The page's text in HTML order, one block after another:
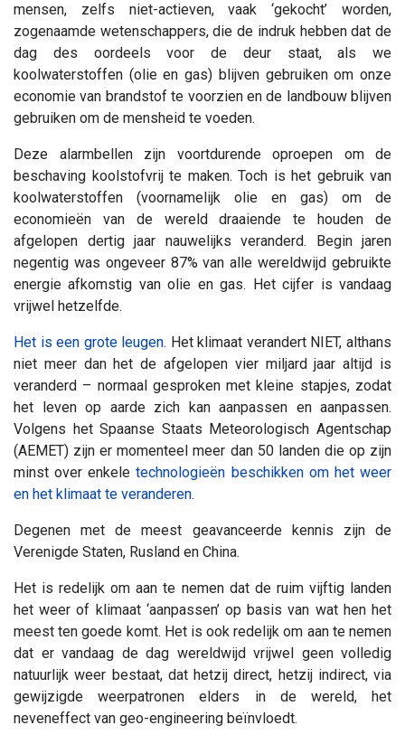
mensen, zelfs niet-actieven, vaak ‘gekocht’ worden,
zogenaamde wetenschappers, die de indruk hebben dat de
dag des oordeels voor de deur staat, als we
koolwaterstoffen (olie en gas) blijven gebruiken om onze
economie van brandstof te voorzien en de landbouw blijven
gebruiken om de mensheid te voeden.
Deze alarmbellen zijn voortdurende oproepen om de
beschaving koolstofvrij te maken. Toch is het gebruik van
koolwaterstoffen (voornamelijk olie en gas) om de
economieën van de wereld draaiende te houden de
afgelopen dertig jaar nauwelijks veranderd. Begin jaren
negentig was ongeveer 87% van alle wereldwijd gebruikte
energie afkomstig van olie en gas. Het cijfer is vandaag
vrijwel hetzelfde.
Het is een grote leugen. Het klimaat verandert NIET, althans
niet meer dan het de afgelopen vier miljard jaar altijd is
veranderd – normaal gesproken met kleine stapjes, zodat
het leven op aarde zich kan aanpassen en aanpassen.
Volgens het Spaanse Staats Meteorologisch Agentschap
(AEMET) zijn er momenteel meer dan 50 landen die op zijn
minst over enkeletechnologieën beschikken om het weer
en het klimaat te veranderen.
Degenen met de meest geavanceerde kennis zijn de
Verenigde Staten, Rusland en China.
Het is redelijk om aan te nemen dat de ruim vijftig landen
het weer of klimaat ‘aanpassen’ op basis van wat hen het
meest ten goede komt. Het is ook redelijk om aan te nemen
dat er vandaag de dag wereldwijd vrijwel geen volledig
natuurlijk weer bestaat, dat hetzij direct, hetzij indirect, via
gewijzigde weerpatronen elders in de wereld, het
neveneffect van geo-engineering beïnvloedt.